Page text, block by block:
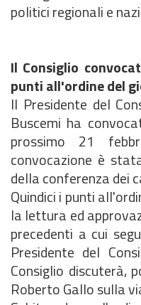
politici regionali e
Il Consiglio
punti all'ordine del
Il Presidente del
Buscemi ha
prossimo 21
convocazione è
della conferenza dei
Quindici i punti
la lettura ed
precedenti a cui
Presidente del
Consiglio discuterà,
Roberto Gallo sulla